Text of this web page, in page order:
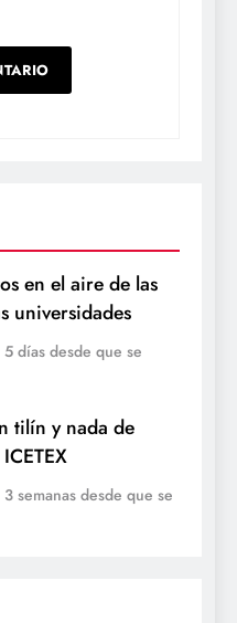
en el aire de las
universidades
5 días desde que se
tilín y nada de
3 semanas desde que se